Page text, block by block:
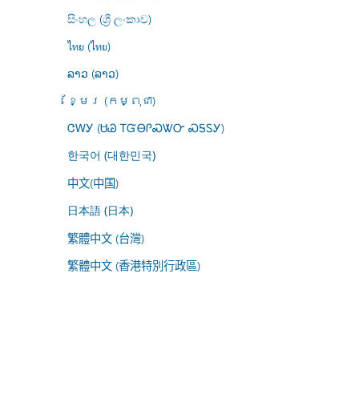
සිංහල (ශ්‍රී ලංකාව)
ไทย (ไทย)
ລາວ (ລາວ)
ខ្មែរ (កម្ពុជា)
ᏣᎳᎩ (ᏌᏊ ᎢᏳᎾᎵᏍᏔᏅ ᏍᎦᏚᎩ)
한국어 (대한민국)
中文(中国)
日本語 (日本)
繁體中文 (台灣)
繁體中文 (香港特別行政區)